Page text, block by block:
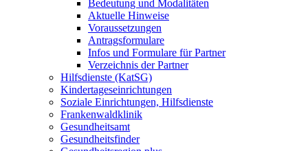
Bedeutung und Modalitäten
Aktuelle Hinweise
Voraussetzungen
Antragsformulare
Infos und Formulare für Partner
Verzeichnis der Partner
Hilfsdienste (KatSG)
Kindertageseinrichtungen
Soziale Einrichtungen, Hilfsdienste
Frankenwaldklinik
Gesundheitsamt
Gesundheitsfinder